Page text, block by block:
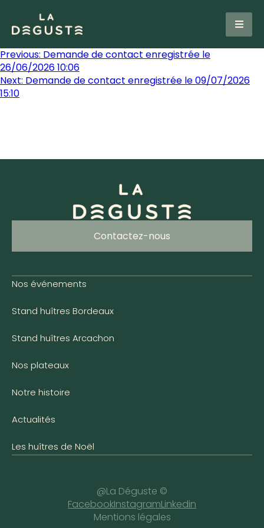
Previous: Demande de contact enregistrée le
26/06/2026 10:06
Next: Demande de contact enregistrée le 09/07/2026
15:10
Contactez-nous
Nos événements
Stand huîtres Bordeaux
Stand huîtres Arcachon
Nos plateaux
Notre histoire
Actualités
Les huîtres de Noël
@La Déguste ©
FacebookInstagramLinkedin
Mentions légales